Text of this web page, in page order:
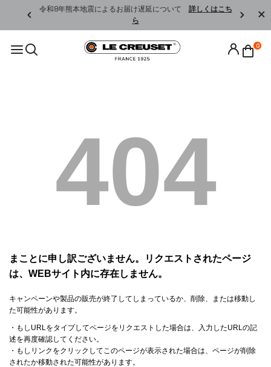
令和8年熊本地震によるお届け遅延について 詳しくはこち
ら
0
404
まことに申し訳ございません。リクエストされたページ
は、WEBサイト内に存在しません。
キャンペーンや製品の販売が終了してしまっているか、削除、または移動し
た可能性があります。
・もしURLをタイプしてページをリクエストした場合は、入力したURLの記
述を再度確認してください。
・もしリンクをクリックしてこのページが表示された場合は、ページが削除
されたか移動された可能性があります。